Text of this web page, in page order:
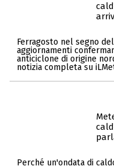
Ferragosto nel segno
aggiornamenti
anticiclone di origine
notizia completa su
Perché un'ondata di